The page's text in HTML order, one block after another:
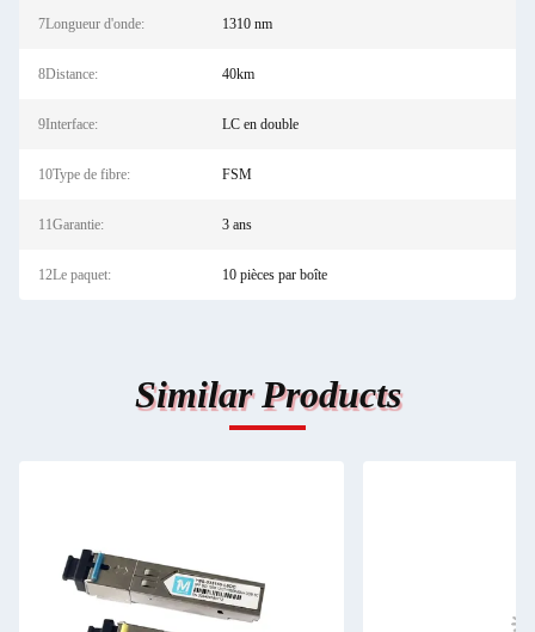
7Longueur d'onde: 1310 nm
8Distance: 40km
9Interface: LC en double
10Type de fibre: FSM
11Garantie: 3 ans
12Le paquet: 10 pièces par boîte
Similar Products